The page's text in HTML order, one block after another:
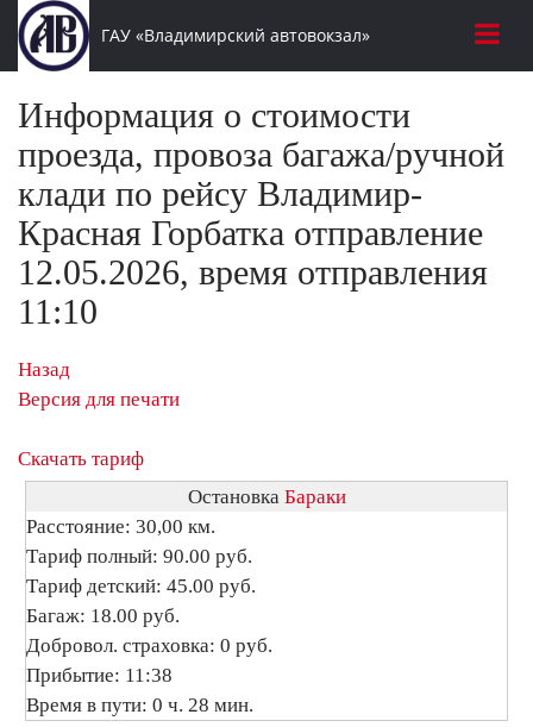
ГАУ «Владимирский автовокзал»
Информация о стоимости
проезда, провоза багажа/ручной
клади по рейсу Владимир-
Красная Горбатка отправление
12.05.2026, время отправления
11:10
Назад
Версия для печати
Скачать тариф
Остановка Бараки
Расстояние: 30,00 км.
Тариф полный: 90.00 руб.
Тариф детский: 45.00 руб.
Багаж: 18.00 руб.
Добровол. страховка: 0 руб.
Прибытие: 11:38
Время в пути: 0 ч. 28 мин.